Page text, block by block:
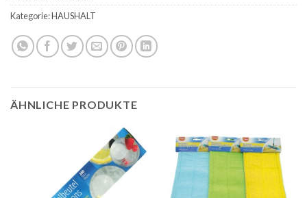
Kategorie:HAUSHALT
ÄHNLICHE PRODUKTE